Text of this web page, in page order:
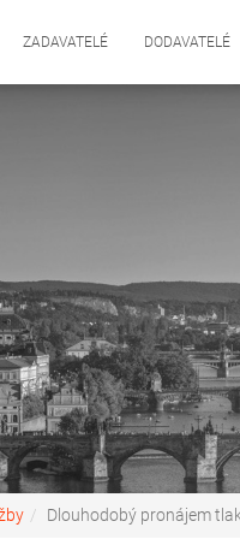
ZADAVATELÉ DODAVATELÉ
Dlouhodobý pronájem